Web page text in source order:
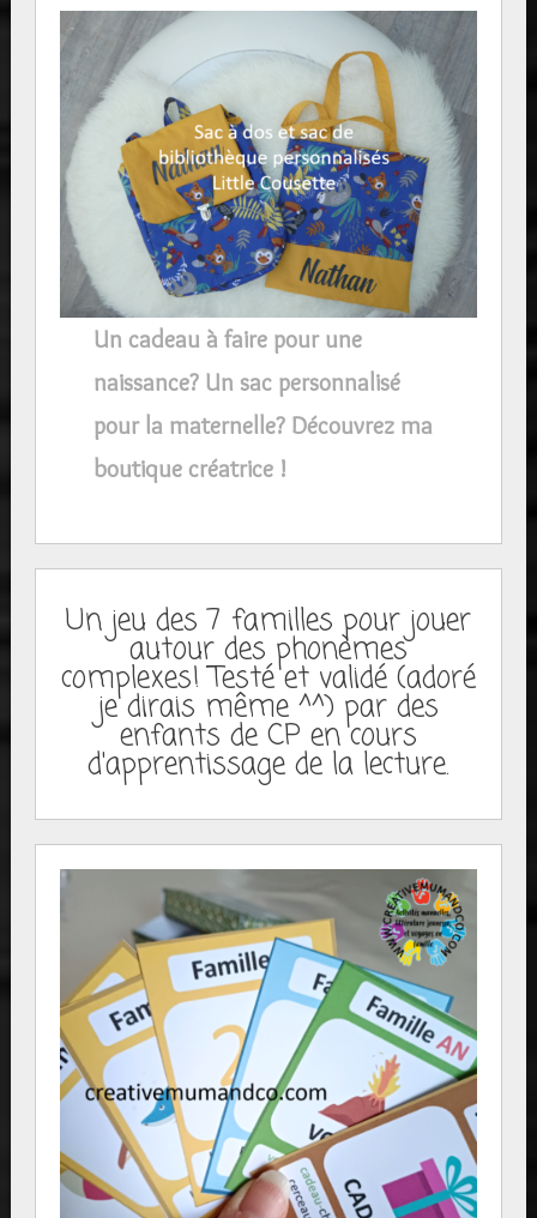
Un cadeau à faire pour une
naissance? Un sac personnalisé
pour la maternelle? Découvrez ma
boutique créatrice !
Un jeu des 7 familles pour jouer
autour des phonèmes
complexes! Testé et validé (adoré
je dirais même ^^) par des
enfants de CP en cours
d'apprentissage de la lecture.